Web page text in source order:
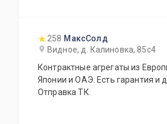
258 МаксСолд
Видное, д. Калиновка, 85с4
Контрактные агрегаты из
Японии и ОАЭ. Есть гарантия и
Отправка ТК.